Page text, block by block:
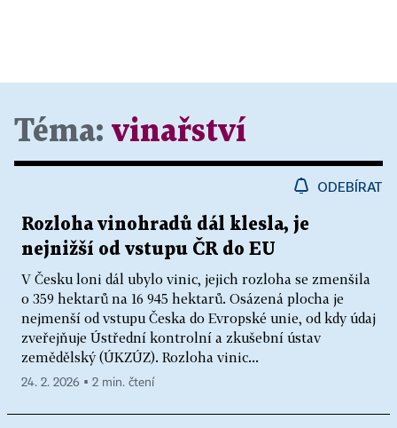
Téma: vinařství
ODEBÍRAT
Rozloha vinohradů dál klesla, je
nejnižší od vstupu ČR do EU
V Česku loni dál ubylo vinic, jejich rozloha se zmenšila
o 359 hektarů na 16 945 hektarů. Osázená plocha je
nejmenší od vstupu Česka do Evropské unie, od kdy údaj
zveřejňuje Ústřední kontrolní a zkušební ústav
zemědělský (ÚKZÚZ). Rozloha vinic...
24. 2. 2026 ▪ 2 min. čtení